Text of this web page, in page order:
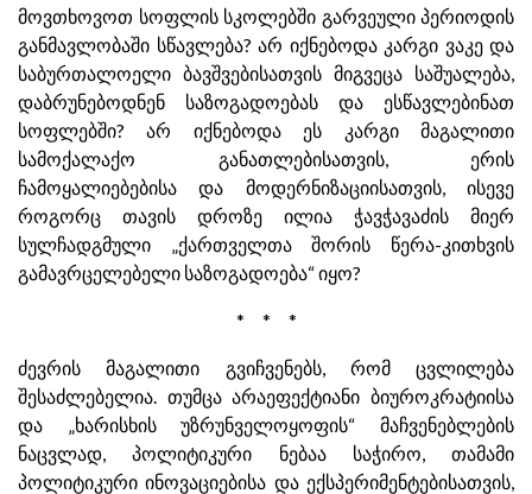
მოვთხოვოთ სოფლის სკოლებში გარვეული პერიოდის
განმავლობაში სწავლება? არ იქნებოდა კარგი ვაკე და
საბურთალოელი ბავშვებისათვის მიგვეცა საშუალება,
დაბრუნებოდნენ საზოგადოებას და ესწავლებინათ
სოფლებში? არ იქნებოდა ეს კარგი მაგალითი
სამოქალაქო განათლებისათვის, ერის
ჩამოყალიებებისა და მოდერნიზაციისათვის, ისევე
როგორც თავის დროზე ილია ჭავჭავაძის მიერ
სულჩადგმული „ქართველთა შორის წერა-კითხვის
გამავრცელებელი საზოგადოება“ იყო?
* * *
ძევრის მაგალითი გვიჩვენებს, რომ ცვლილება
შესაძლებელია. თუმცა არაეფექტიანი ბიუროკრატიისა
და „ხარისხის უზრუნველოყოფის“ მაჩვენებლების
ნაცვლად, პოლიტიკური ნებაა საჭირო, თამამი
პოლიტიკური ინოვაციებისა და ექსპერიმენტებისათვის,